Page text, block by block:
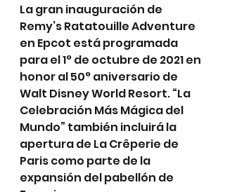
La gran inauguración de
Remy’s Ratatouille Adventure
en Epcot está programada
para el 1° de octubre de 2021 en
honor al 50° aniversario de
Walt Disney World Resort. “La
Celebración Más Mágica del
Mundo” también incluirá la
apertura de La Crêperie de
Paris como parte de la
expansión del pabellón de